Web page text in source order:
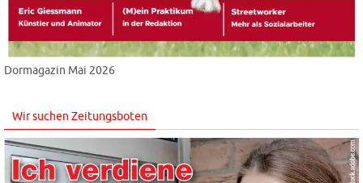
Dormagazin Mai 2026
Wir suchen Zeitungsboten